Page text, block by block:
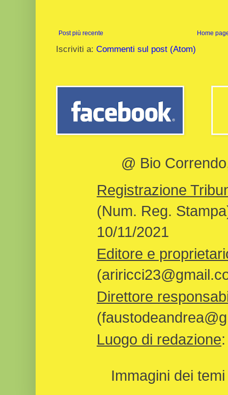
Post più recente Home
Iscriviti a: Commenti sul post (Atom)
@ Bio
Registrazione
(Num. Reg.
10/11/2021
Editore e
Direttore
Luogo di redazione
Immagini dei